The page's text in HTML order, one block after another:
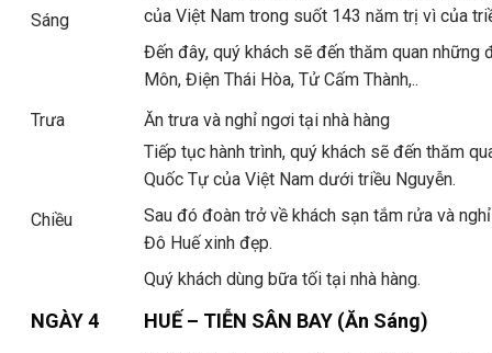
Sáng
của Việt Nam trong suốt 143 năm trị vì của
Đến đây, quý khách sẽ đến thăm quan những
Môn, Điện Thái Hòa, Tử Cấm Thành,..
Trưa
Ăn trưa và nghỉ ngơi tại nhà hàng
Chiều
Tiếp tục hành trình, quý khách sẽ đến thăm
Quốc Tự của Việt Nam dưới triều Nguyễn.
Sau đó đoàn trở về khách sạn tắm rửa và
Đô Huế xinh đẹp.
Quý khách dùng bữa tối tại nhà hàng.
NGÀY 4 HUẾ – TIỄN SÂN BAY (Ăn Sáng)